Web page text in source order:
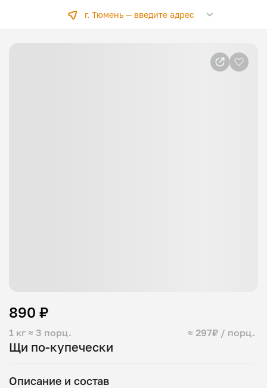
г. Тюмень — введите адрес
Щи по-купечески
1 кг ≈ 3 порц. ≈ 297₽ / порц.
890 ₽
Описание и состав